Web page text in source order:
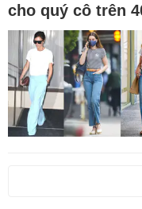
cho quý cô trên